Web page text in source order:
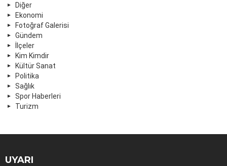
Diğer
Ekonomi
Fotoğraf Galerisi
Gündem
İlçeler
Kim Kimdir
Kültür Sanat
Politika
Sağlık
Spor Haberleri
Turizm
UYARI